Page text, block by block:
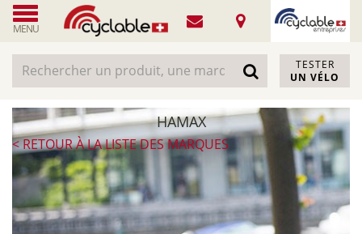
MENU
TESTER
UN VÉLO
HAMAX
< RETOUR À LA LISTE DES MARQUES